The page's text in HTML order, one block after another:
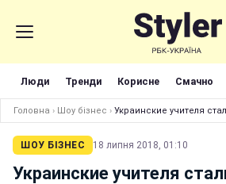
Люди Тренди Корисне Смачно
Головна › Шоу бізнес › Украинские учителя
ШОУ БІЗНЕС 18 липня 2018, 01:10
Украинские учителя